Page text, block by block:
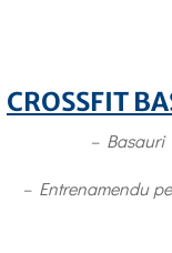
CROSSFIT
– Basauri
– Entrenamendu